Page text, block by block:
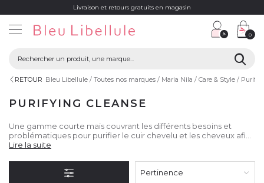
Livraison et retours gratuits en magasin
0
RETOUR Bleu Libellule Toutes nos marques Maria Nila Care & Style
PURIFYING CLEANSE
Une gamme courte mais couvrant les différents besoins et
problématiques pour purifier le cuir chevelu et les cheveux afin
d'assimiler tous les bienfaits des produits capillaires des
Lire la suite
Pertinence